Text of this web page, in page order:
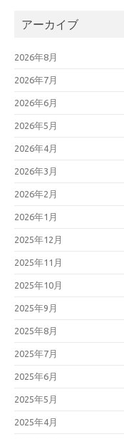
アーカイブ
2026年8月
2026年7月
2026年6月
2026年5月
2026年4月
2026年3月
2026年2月
2026年1月
2025年12月
2025年11月
2025年10月
2025年9月
2025年8月
2025年7月
2025年6月
2025年5月
2025年4月